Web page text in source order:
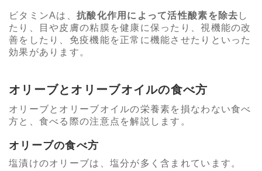
ビタミンAは、 抗酸化作用によって活性酸素を除去 し
たり、目や皮膚の粘膜を健康に保ったり、視機能の改
善をしたり、免疫機能を正常に機能させたりといった
効果があります。
オリーブとオリーブオイルの食べ方
オリーブとオリーブオイルの栄養素を損なわない食べ
方と、食べる際の注意点を解説します。
オリーブの食べ方
塩漬けのオリーブは、塩分が多く含まれています。